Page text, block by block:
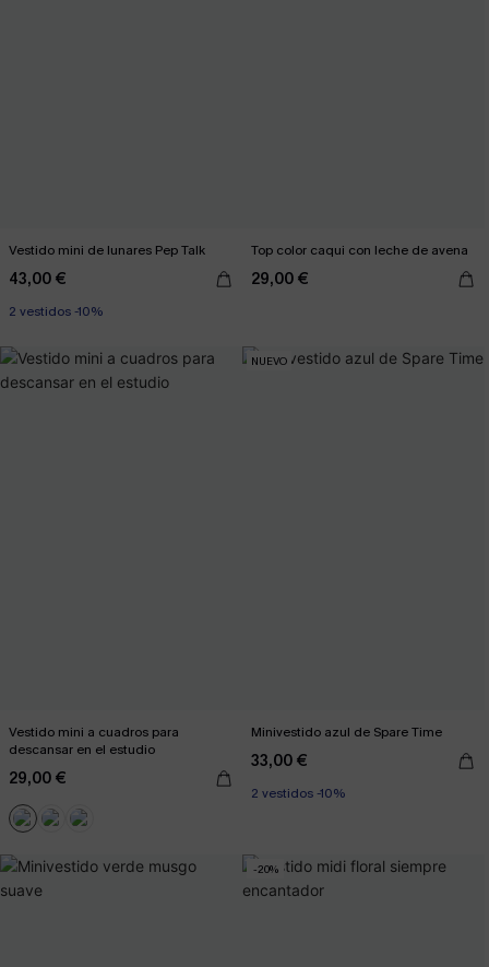
Vestido mini de lunares Pep Talk
43,00 €
2 vestidos -10%
Top color caqui con leche de avena
29,00 €
Vestido mini a cuadros para
descansar en el estudio
29,00 €
NUEVO
Minivestido azul de Spare Time
33,00 €
2 vestidos -10%
-20%